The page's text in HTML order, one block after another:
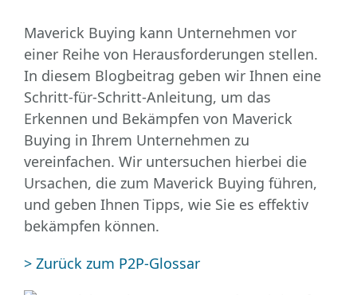
Maverick Buying kann Unternehmen vor
einer Reihe von Herausforderungen stellen.
In diesem Blogbeitrag geben wir Ihnen eine
Schritt-für-Schritt-Anleitung, um das
Erkennen und Bekämpfen von Maverick
Buying in Ihrem Unternehmen zu
vereinfachen. Wir untersuchen hierbei die
Ursachen, die zum Maverick Buying führen,
und geben Ihnen Tipps, wie Sie es effektiv
bekämpfen können.
> Zurück zum P2P-Glossar